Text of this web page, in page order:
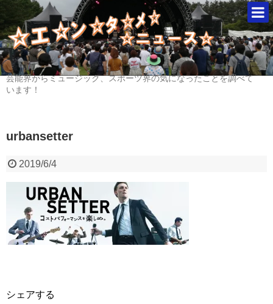
芸能界からミュージック、スポーツ界の気になったことを調べて
います！
urbansetter
2019/6/4
シェアする